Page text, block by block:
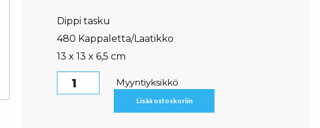
Dippi tasku
480 Kappaletta/Laatikko
13 x 13 x 6,5 cm
Grillirasia,taskulla määräMyyntiyksikkö
Lisää ostoskoriin